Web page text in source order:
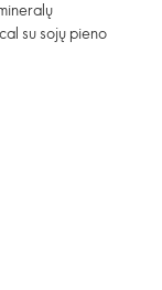
su sojų pieno